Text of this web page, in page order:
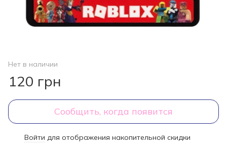
Нет в наличии
120 грн
Сообщить, когда появится
Войти для отображения накопительной скидки